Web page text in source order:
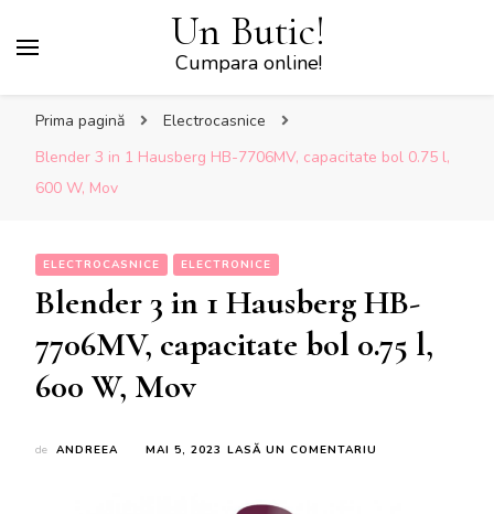
Un Butic!
Cumpara online!
Prima pagină
Electrocasnice
Blender 3 in 1 Hausberg HB-7706MV, capacitate bol 0.75 l,
600 W, Mov
ELECTROCASNICE ELECTRONICE
Blender 3 in 1 Hausberg HB-
7706MV, capacitate bol 0.75 l,
600 W, Mov
de ANDREEA MAI 5, 2023 LASĂ UN COMENTARIU